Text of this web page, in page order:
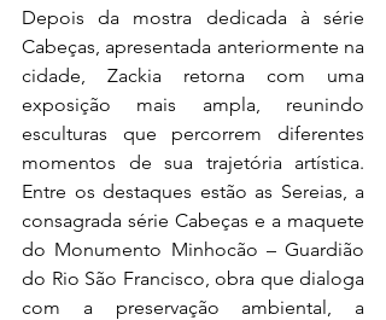
Depois da mostra dedicada à série
Cabeças, apresentada anteriormente na
cidade, Zackia retorna com uma
exposição mais ampla, reunindo
esculturas que percorrem diferentes
momentos de sua trajetória artística.
Entre os destaques estão as Sereias, a
consagrada série Cabeças e a maquete
do Monumento Minhocão – Guardião
do Rio São Francisco, obra que dialoga
com a preservação ambiental, a